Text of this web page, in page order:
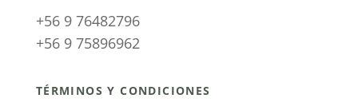
+56 9 76482796
+56 9 75896962
TÉRMINOS Y CONDICIONES